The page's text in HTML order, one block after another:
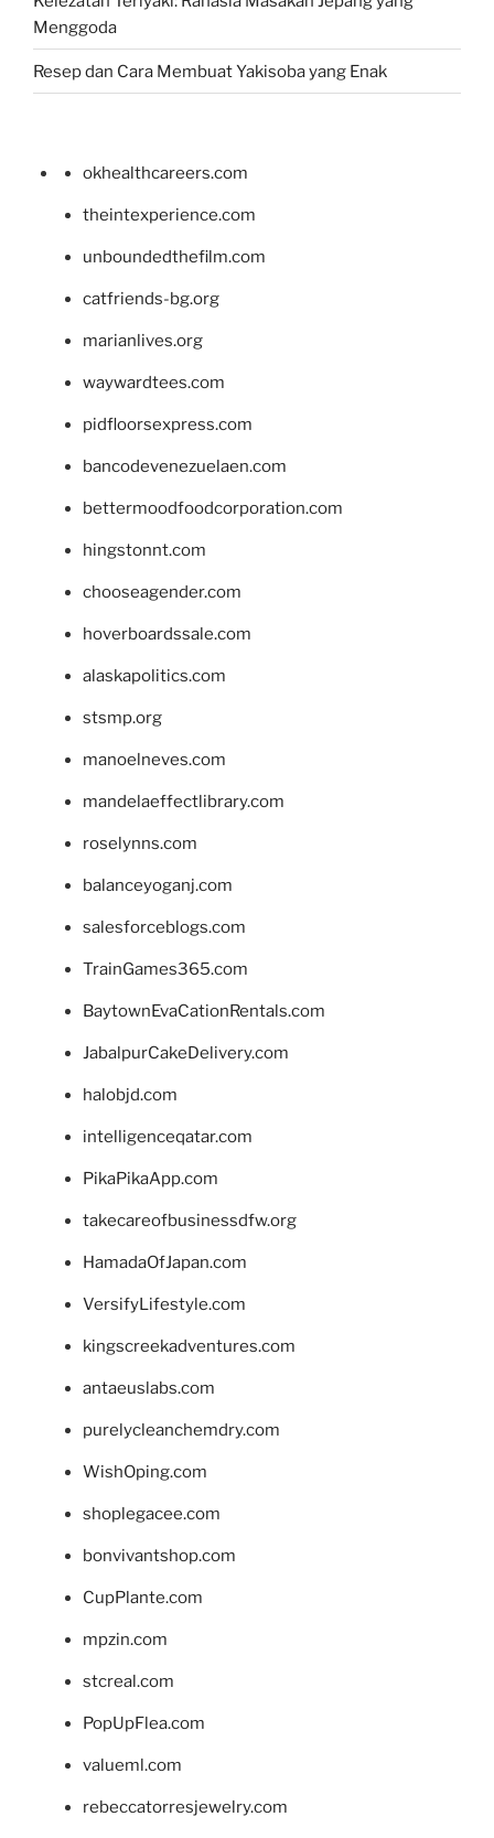
Menggoda
Resep dan Cara Membuat Yakisoba yang Enak
okhealthcareers.com
theintexperience.com
unboundedthefilm.com
catfriends-bg.org
marianlives.org
waywardtees.com
pidfloorsexpress.com
bancodevenezuelaen.com
bettermoodfoodcorporation.com
hingstonnt.com
chooseagender.com
hoverboardssale.com
alaskapolitics.com
stsmp.org
manoelneves.com
mandelaeffectlibrary.com
roselynns.com
balanceyoganj.com
salesforceblogs.com
TrainGames365.com
BaytownEvaCationRentals.com
JabalpurCakeDelivery.com
halobjd.com
intelligenceqatar.com
PikaPikaApp.com
takecareofbusinessdfw.org
HamadaOfJapan.com
VersifyLifestyle.com
kingscreekadventures.com
antaeuslabs.com
purelycleanchemdry.com
WishOping.com
shoplegacee.com
bonvivantshop.com
CupPlante.com
mpzin.com
stcreal.com
PopUpFlea.com
valueml.com
rebeccatorresjewelry.com